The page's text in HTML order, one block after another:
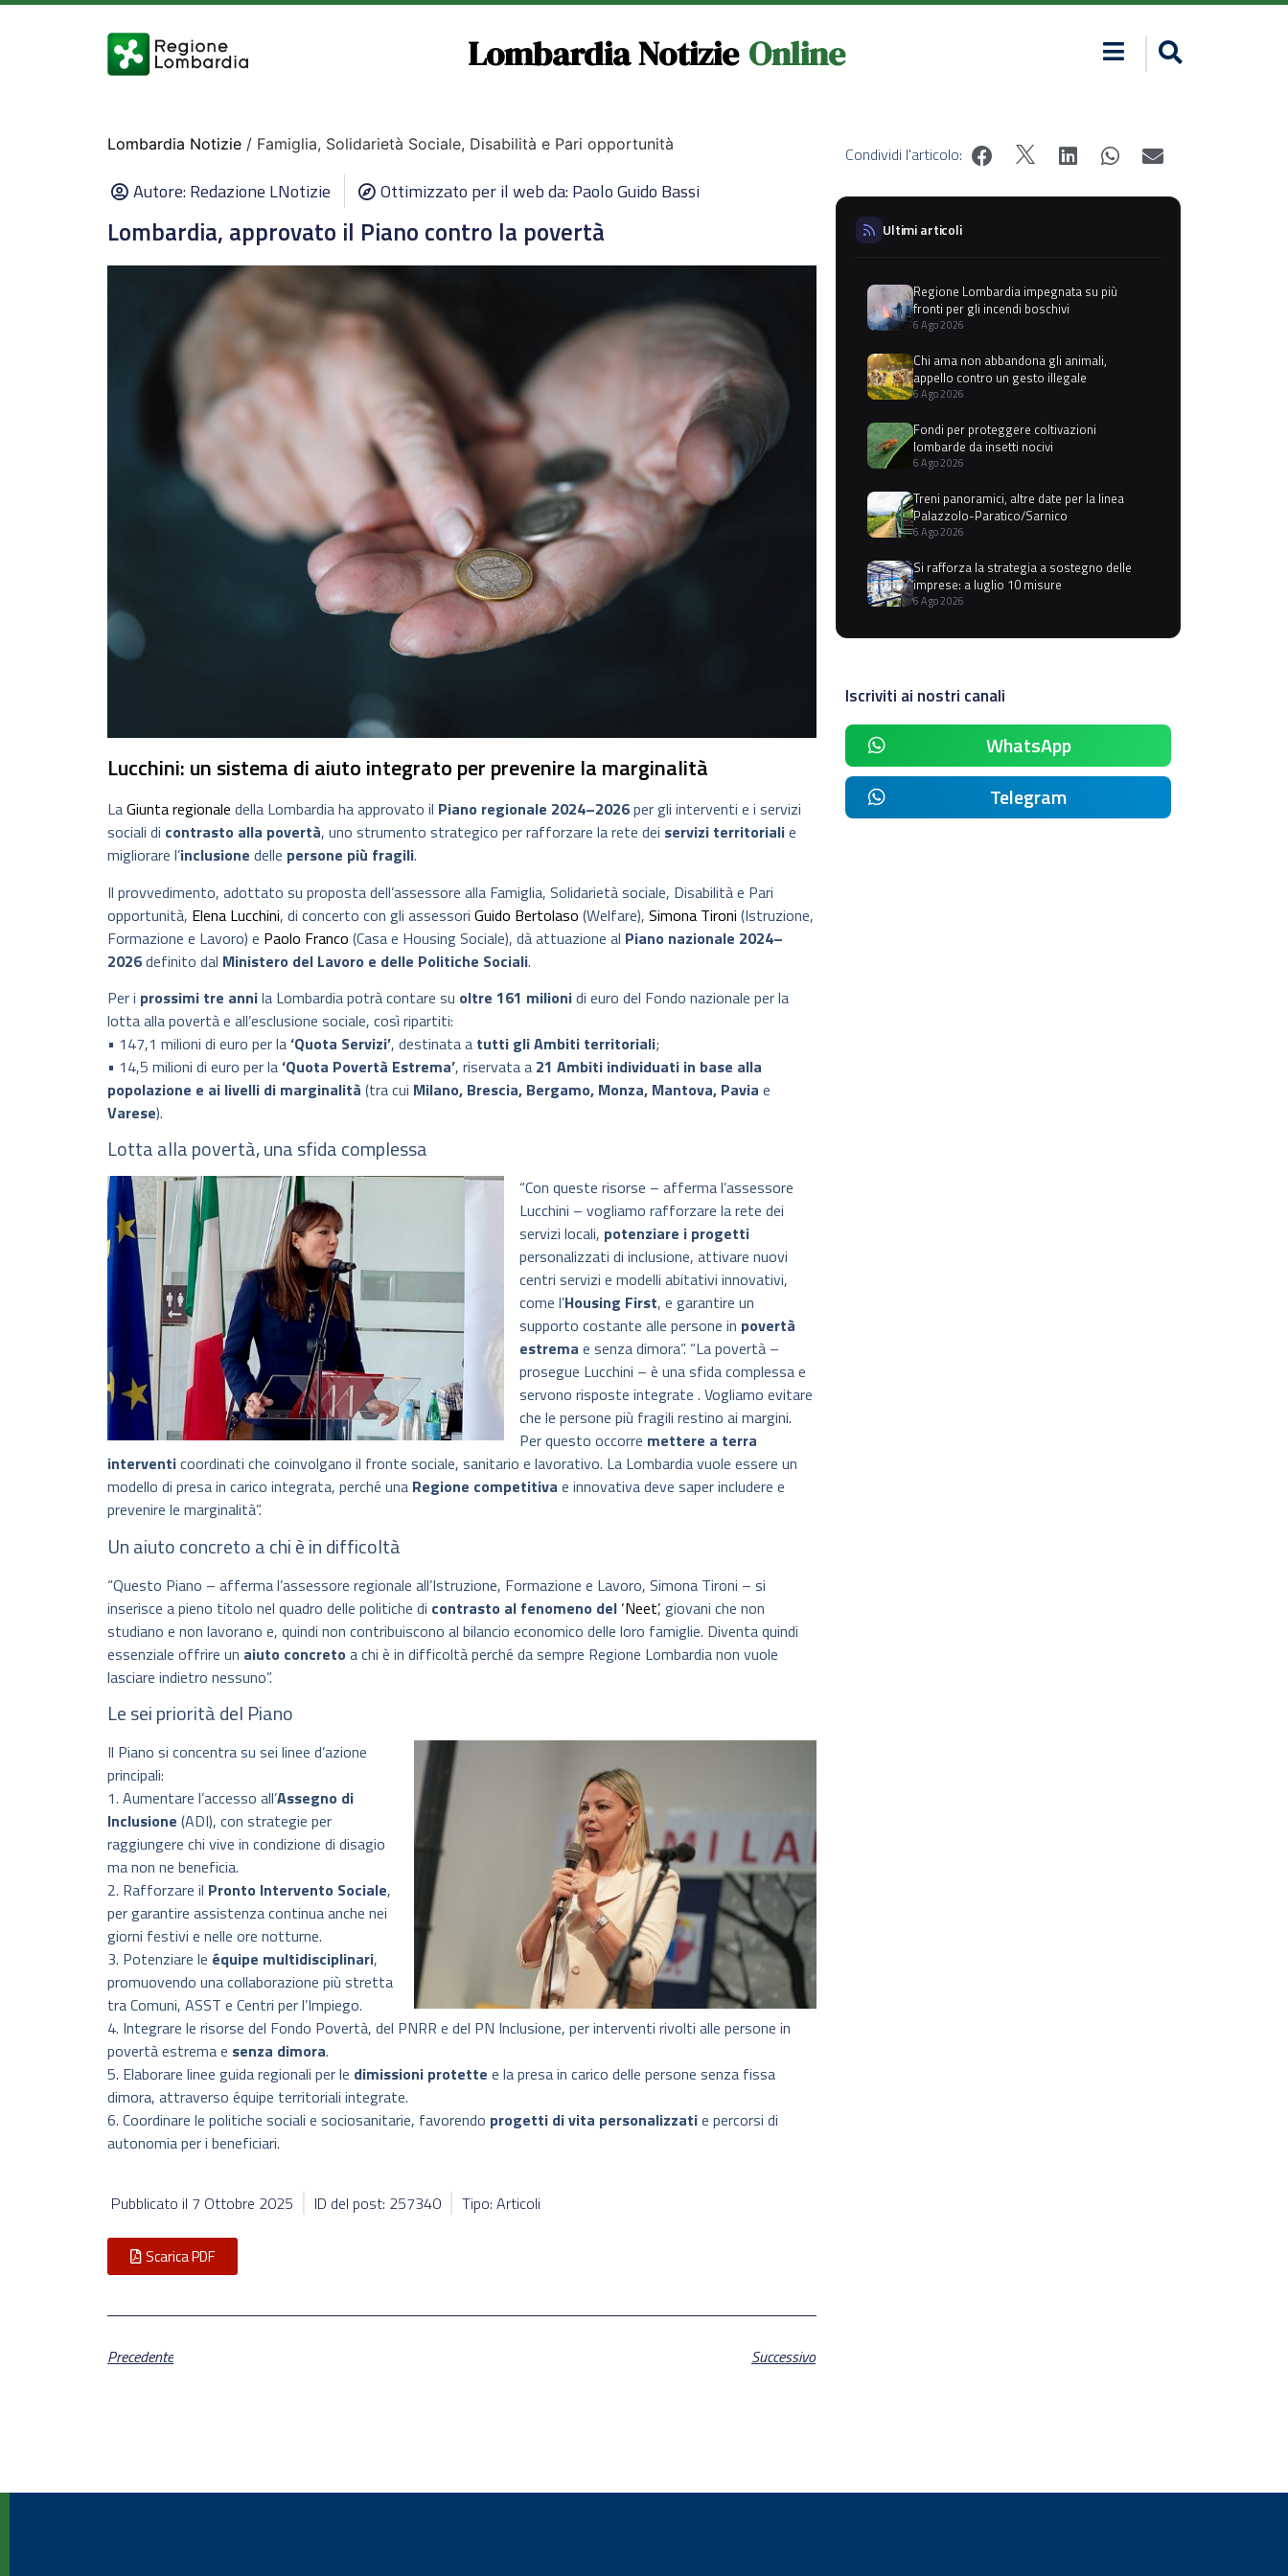
Lombardia Notizie Online
Lombardia Notizie / Famiglia, Solidarietà Sociale, Disabilità e Pari opportunità
Autore:Redazione LNotizie Ottimizzato per il web da: Paolo Guido Bassi
Lombardia, approvato il Piano contro la povertà
Lucchini: un sistema di aiuto integrato per prevenire la marginalità
LaGiunta regionale della Lombardia ha approvato il Piano regionale 2024–2026per gli interventi e i servizi
sociali di contrasto alla povertà, uno strumento strategico per rafforzare la rete dei servizi territorialie
migliorare l’inclusione delle persone più fragili.
Il provvedimento, adottato su proposta dell’assessore alla Famiglia, Solidarietà sociale, Disabilità e Pari
opportunità, Elena Lucchini, di concerto con gli assessori Guido Bertolaso (Welfare), Simona Tironi (Istruzione,
Formazione e Lavoro) e Paolo Franco (Casa e Housing Sociale), dà attuazione al Piano nazionale 2024–
2026definito dal Ministero del Lavoro e delle Politiche Sociali.
Per i prossimi tre annila Lombardia potrà contare su oltre 161 milionidi euro del Fondo nazionale per la
lotta alla povertà e all’esclusione sociale, così ripartiti:
• 147,1 milioni di euro per la‘Quota Servizi’, destinata a tutti gli Ambiti territoriali;
• 14,5 milioni di euro per la‘Quota Povertà Estrema’, riservata a 21 Ambiti individuati in base alla
popolazione e ai livelli di marginalità (tra cui Milano, Brescia, Bergamo, Monza, Mantova, Pavia e
Varese).
Lotta alla povertà, una sfida complessa
“Con queste risorse – afferma l’assessore
Lucchini – vogliamo rafforzare la rete dei
servizi locali, potenziare i progetti
personalizzati di inclusione, attivare nuovi
centri servizi e modelli abitativi innovativi,
come l’Housing First, e garantire un
supporto costante alle persone in povertà
estrema e senza dimora”. “La povertà –
prosegue Lucchini – è una sfida complessa e
servono risposte integrate . Vogliamo evitare
che le persone più fragili restino ai margini.
Per questo occorre mettere a terra
interventicoordinati che coinvolgano il fronte sociale, sanitario e lavorativo. La Lombardia vuole essere un
modello di presa in carico integrata, perché una Regione competitiva e innovativa deve saper includere e
prevenire le marginalità”.
Un aiuto concreto a chi è in difficoltà
“Questo Piano – afferma l’assessore regionale all’Istruzione, Formazione e Lavoro, Simona Tironi – si
inserisce a pieno titolo nel quadro delle politiche di contrasto al fenomeno del ‘Neet’, giovani che non
studiano e non lavorano e, quindi non contribuiscono al bilancio economico delle loro famiglie. Diventa quindi
essenziale offrire un aiuto concreto a chi è in difficoltà perché da sempre Regione Lombardia non vuole
lasciare indietro nessuno”.
Le sei priorità del Piano
Il Piano si concentra su sei linee d’azione
principali:
1. Aumentare l’accesso all’Assegno di
Inclusione (ADI), con strategie per
raggiungere chi vive in condizione di disagio
ma non ne beneficia.
2. Rafforzare il Pronto Intervento Sociale,
per garantire assistenza continua anche nei
giorni festivi e nelle ore notturne.
3. Potenziare le équipe multidisciplinari,
promuovendo una collaborazione più stretta
tra Comuni, ASST e Centri per l’Impiego.
4. Integrare le risorse del Fondo Povertà, del PNRR e del PN Inclusione, per interventi rivolti alle persone in
povertà estrema e senza dimora.
5. Elaborare linee guida regionali per le dimissioni protette e la presa in carico delle persone senza fissa
dimora, attraverso équipe territoriali integrate.
6. Coordinare le politiche sociali e sociosanitarie, favorendo progetti di vita personalizzatie percorsi di
autonomia per i beneficiari.
Pubblicato il 7 Ottobre 2025 ID del post: 257340 Tipo: Articoli
Scarica PDF
Precedente Successivo
Condividi l'articolo:
Ultimi articoli
Regione Lombardia impegnata su più
fronti per gli incendi boschivi
6 Ago 2026
Chi ama non abbandona gli animali,
appello contro un gesto illegale
6 Ago 2026
Fondi per proteggere coltivazioni
lombarde da insetti nocivi
6 Ago 2026
Treni panoramici, altre date per la linea
Palazzolo-Paratico/Sarnico
6 Ago 2026
Si rafforza la strategia a sostegno delle
imprese: a luglio 10 misure
6 Ago 2026
Iscriviti ai nostri canali
WhatsApp
Telegram